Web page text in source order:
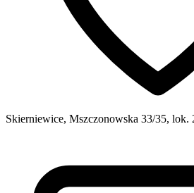
Skierniewice, Mszczonowska 33/35, lok.